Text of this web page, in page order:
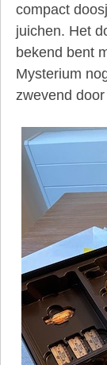
compact
juichen. Het
bekend bent
Mysterium
zwevend